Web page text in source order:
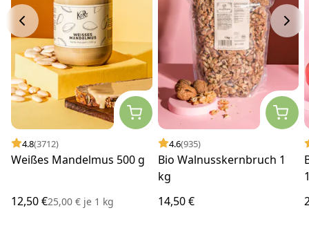
4.8(3712)
Weißes Mandelmus 500 g
12,50 €25,00 € je 1 kg
4.6(935)
Bio Walnusskernbruch 1
kg
14,50 €